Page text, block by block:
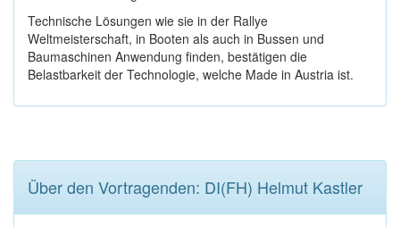
Technische Lösungen wie sie in der Rallye
Weltmeisterschaft, in Booten als auch in Bussen und
Baumaschinen Anwendung finden, bestätigen die
Belastbarkeit der Technologie, welche Made in Austria ist.
Über den Vortragenden: DI(FH) Helmut Kastler